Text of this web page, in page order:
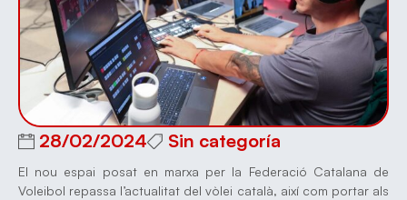
28/02/2024 Sin categoría
El nou espai posat en marxa per la Federació Catalana de
Voleibol repassa l’actualitat del vòlei català, així com portar als